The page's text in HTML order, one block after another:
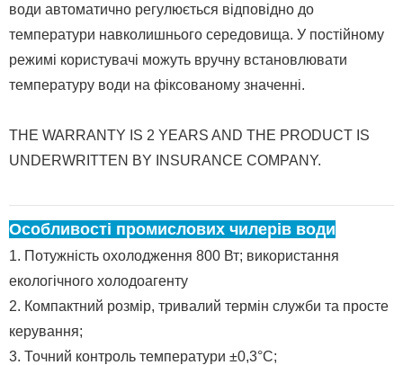
води автоматично регулюється відповідно до
температури навколишнього середовища. У постійному
режимі користувачі можуть вручну встановлювати
температуру води на фіксованому значенні.
THE WARRANTY IS 2 YEARS AND THE PRODUCT IS
UNDERWRITTEN BY INSURANCE COMPANY.
Особливості промислових чилерів води
1. Потужність охолодження 800 Вт; використання
екологічного холодоагенту
2. Компактний розмір, тривалий термін служби та просте
керування;
3. Точний контроль температури ±0,3°C;